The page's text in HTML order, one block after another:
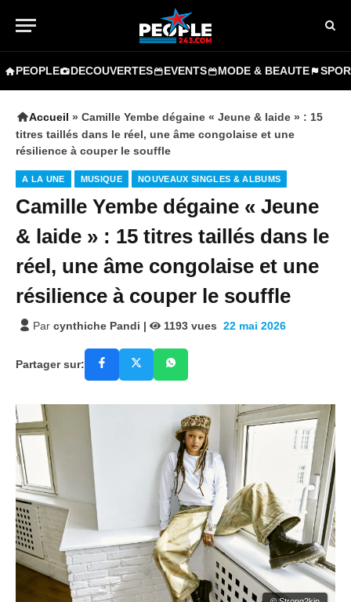
PEOPLE DECOUVERTES EVENTS MODE & BEAUTE
Accueil » Camille Yembe dégaine « Jeune & laide » : 15
titres taillés dans le réel, une âme congolaise et une
résilience à couper le souffle
A LA UNE MUSIQUE NOUVEAUX SINGLES & ALBUMS
Camille Yembe dégaine « Jeune
& laide » : 15 titres taillés dans le
réel, une âme congolaise et une
résilience à couper le souffle
Par cynthiche Pandi | 1193 vues 22 mai 2026
Partager sur: